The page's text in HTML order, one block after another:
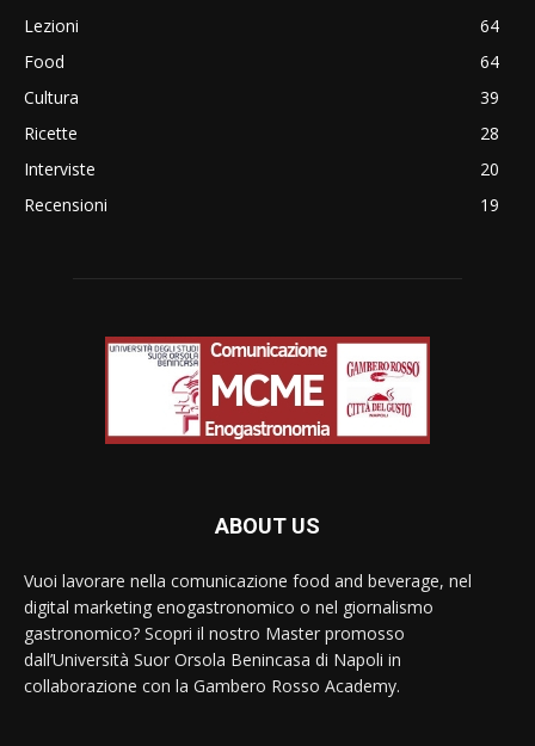
Lezioni
64
Food
64
Cultura
39
Ricette
28
Interviste
20
Recensioni
19
ABOUT US
Vuoi lavorare nella comunicazione food and beverage, nel
digital marketing enogastronomico o nel giornalismo
gastronomico? Scopri il nostro Master promosso
dall’Università Suor Orsola Benincasa di Napoli in
collaborazione con la Gambero Rosso Academy.